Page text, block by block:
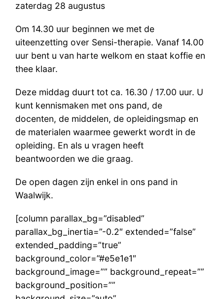
zaterdag 28 augustus
Om 14.30 uur beginnen we met de
uiteenzetting over Sensi-therapie. Vanaf 14.00
uur bent u van harte welkom en staat koffie en
thee klaar.
Deze middag duurt tot ca. 16.30 / 17.00 uur. U
kunt kennismaken met ons pand, de
docenten, de middelen, de opleidingsmap en
de materialen waarmee gewerkt wordt in de
opleiding. En als u vragen heeft
beantwoorden we die graag.
De open dagen zijn enkel in ons pand in
Waalwijk.
[column parallax_bg=”disabled”
parallax_bg_inertia=”-0.2″ extended=”false”
extended_padding=”true”
background_color=”#e5e1e1″
background_image=”” background_repeat=””
background_position=””